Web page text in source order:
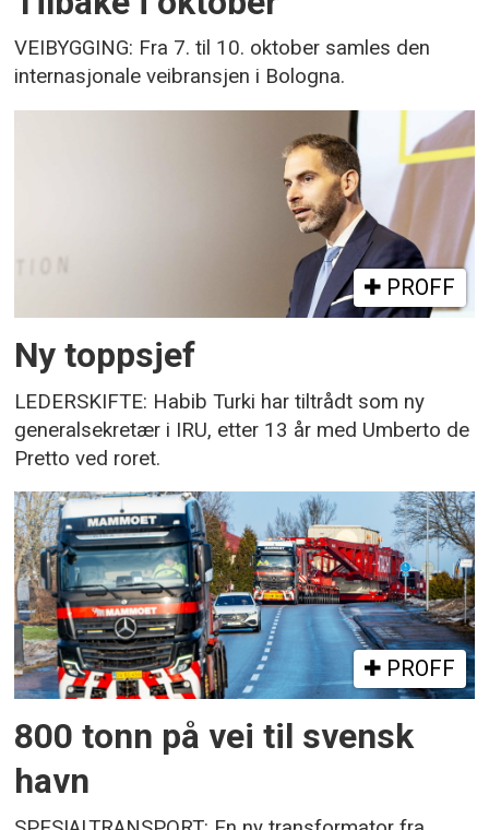
VEIBYGGING: Fra 7. til 10. oktober samles den
internasjonale veibransjen i Bologna.
PROFF
Ny toppsjef
LEDERSKIFTE: Habib Turki har tiltrådt som ny
generalsekretær i IRU, etter 13 år med Umberto de
Pretto ved roret.
PROFF
800 tonn på vei til svensk
havn